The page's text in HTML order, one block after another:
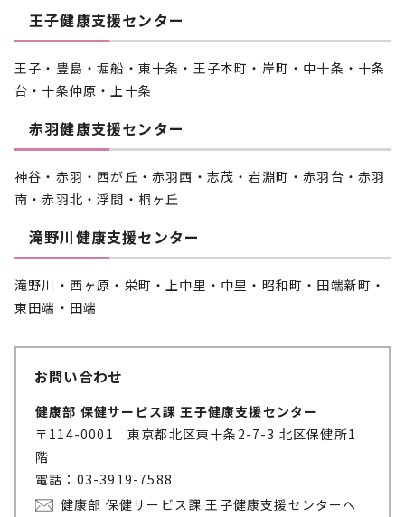
王子健康支援センター
王子・豊島・堀船・東十条・王子本町・岸町・中十条・十条
台・十条仲原・上十条
赤羽健康支援センター
神谷・赤羽・西が丘・赤羽西・志茂・岩淵町・赤羽台・赤羽
南・赤羽北・浮間・桐ヶ丘
滝野川健康支援センター
滝野川・西ヶ原・栄町・上中里・中里・昭和町・田端新町・
東田端・田端
お問い合わせ
健康部 保健サービス課 王子健康支援センター
〒114-0001 東京都北区東十条2-7-3 北区保健所1
階
電話：03-3919-7588
健康部 保健サービス課 王子健康支援センターへ